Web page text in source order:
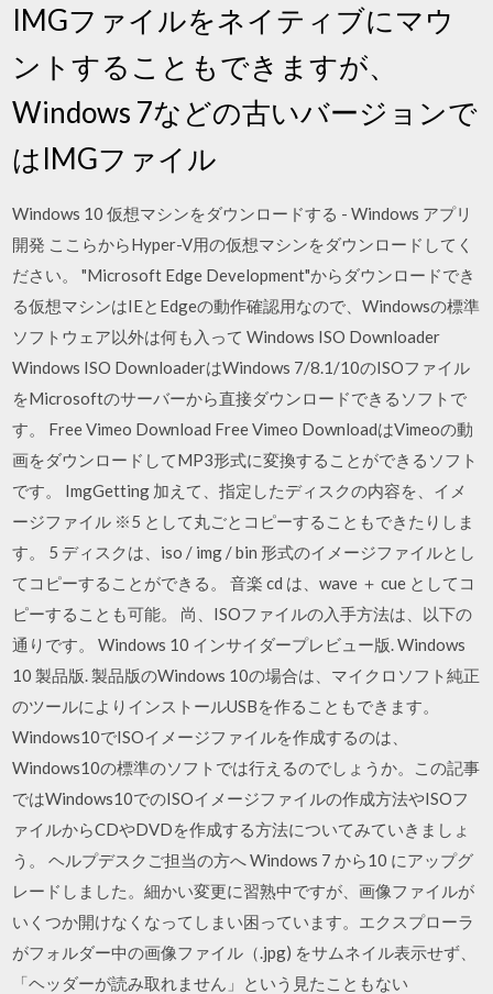
IMGファイルをネイティブにマウ
ントすることもできますが、
Windows 7などの古いバージョンで
はIMGファイル
Windows 10 仮想マシンをダウンロードする - Windows アプリ
開発 ここらからHyper-V用の仮想マシンをダウンロードしてく
ださい。 "Microsoft Edge Development"からダウンロードでき
る仮想マシンはIEとEdgeの動作確認用なので、Windowsの標準
ソフトウェア以外は何も入って Windows ISO Downloader
Windows ISO DownloaderはWindows 7/8.1/10のISOファイル
をMicrosoftのサーバーから直接ダウンロードできるソフトで
す。 Free Vimeo Download Free Vimeo DownloadはVimeoの動
画をダウンロードしてMP3形式に変換することができるソフト
です。 ImgGetting 加えて、指定したディスクの内容を、イメ
ージファイル ※5 として丸ごとコピーすることもできたりしま
す。 5 ディスクは、iso / img / bin 形式のイメージファイルとし
てコピーすることができる。 音楽 cd は、wave ＋ cue としてコ
ピーすることも可能。 尚、ISOファイルの入手方法は、以下の
通りです。 Windows 10 インサイダープレビュー版. Windows
10 製品版. 製品版のWindows 10の場合は、マイクロソフト純正
のツールによりインストールUSBを作ることもできます。
Windows10でISOイメージファイルを作成するのは、
Windows10の標準のソフトでは行えるのでしょうか。この記事
ではWindows10でのISOイメージファイルの作成方法やISOフ
ァイルからCDやDVDを作成する方法についてみていきましょ
う。 ヘルプデスクご担当の方へ Windows 7 から10 にアップグ
レードしました。細かい変更に習熟中ですが、画像ファイルが
いくつか開けなくなってしまい困っています。エクスプローラ
がフォルダー中の画像ファイル（.jpg) をサムネイル表示せず、
「ヘッダーが読み取れません」という見たこともない